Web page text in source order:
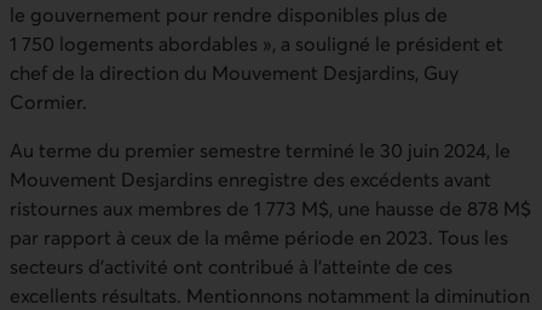
le gouvernement pour rendre disponibles plus de
1 750 logements abordables », a souligné le président et
chef de la direction du Mouvement Desjardins, Guy
Cormier.
Au terme du premier semestre terminé le 30 juin 2024, le
Mouvement Desjardins enregistre des excédents avant
ristournes aux membres de 1 773 M$, une hausse de 878 M$
par rapport à ceux de la même période en 2023. Tous les
secteurs d'activité ont contribué à l'atteinte de ces
excellents résultats. Mentionnons notamment la diminution